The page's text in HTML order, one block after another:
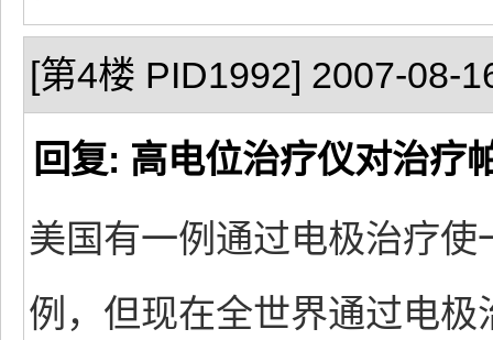
[第4楼 PID1992] 2007-08-
回复: 高电位治疗仪对治疗
美国有一例通过电极治疗
例，但现在全世界通过电